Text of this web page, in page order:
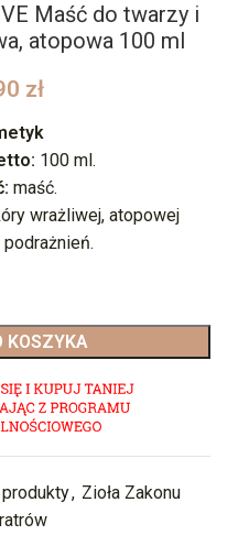
Maść do twarzy i
atopowa 100 ml
zł
100 ml.
maść.
wrażliwej, atopowej
podrażnień.
KOSZYKA
, Zioła Zakonu